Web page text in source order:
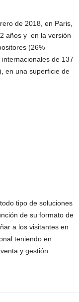
de 2018, en Paris,
años y en la versión
(26%
de 137
en una superficie de
tipo de soluciones
de su formato de
a los visitantes en
teniendo en
y gestión.